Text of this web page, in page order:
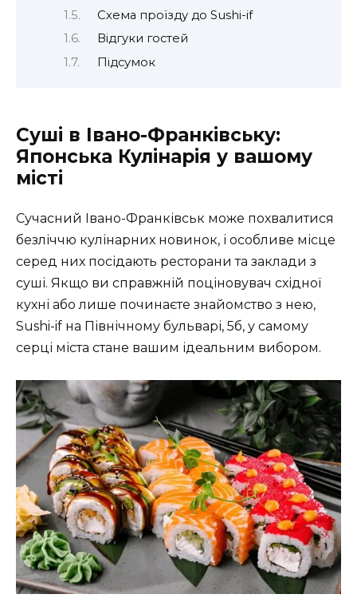
Схема проїзду до Sushi-if
Відгуки гостей
Підсумок
Суші в Івано-Франківську:
Японська Кулінарія у вашому
місті
Сучасний Івано-Франківськ може похвалитися
безліччю кулінарних новинок, і особливе місце
серед них посідають ресторани та заклади з
суші. Якщо ви справжній поціновувач східної
кухні або лише починаєте знайомство з нею,
Sushi-if на Північному бульварі, 5б, у самому
серці міста стане вашим ідеальним вибором.